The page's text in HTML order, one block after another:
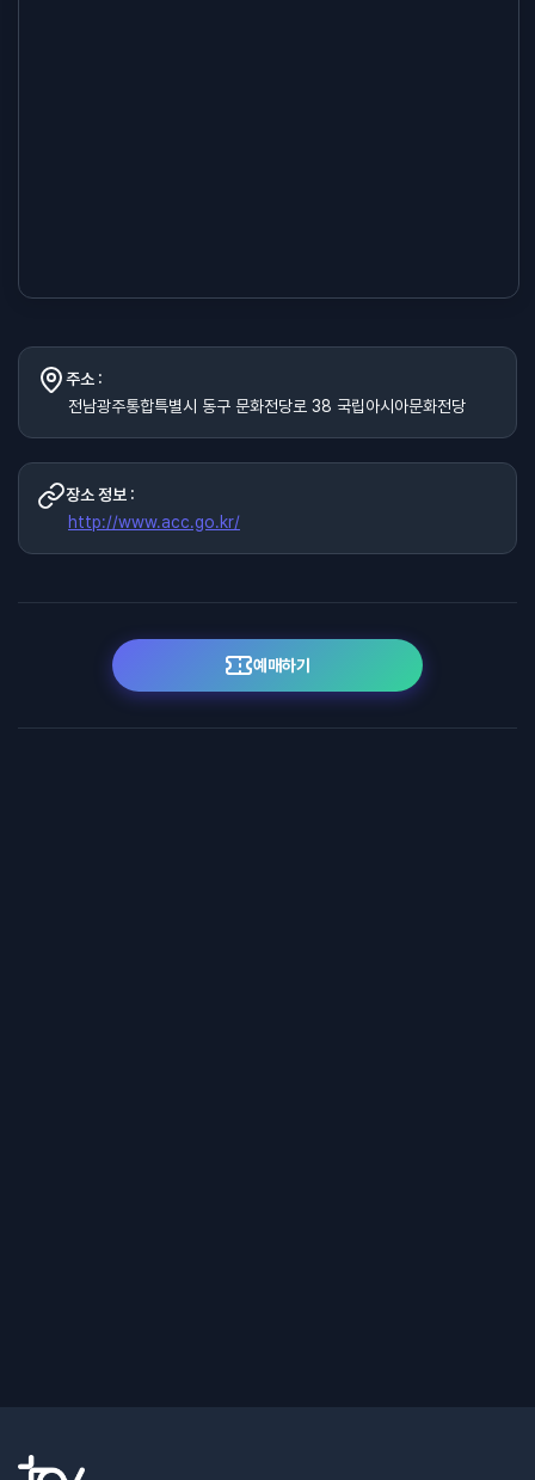
주소 :
전남광주통합특별시 동구 문화전당로 38 국립아시아문화전당
장소 정보 :
http://www.acc.go.kr/
예매하기